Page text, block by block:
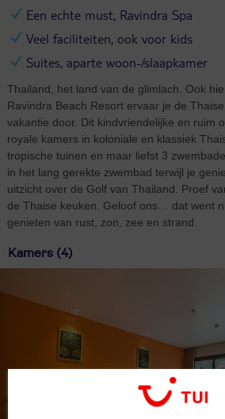
Een echte must, Ravindra Spa
Veel faciliteiten, ook voor kids
Suites, aparte woon-/slaapkamer
Thailand, het land van de glimlach. Ook
Ravindra Beach Resort ervaar je de
vakantie door. Dit kindvriendelijke en ruim
royale kamers in koloniale en klassiek
tropische tuinen en maar liefst 3
in het lang gerekte zwembad terwijl je
uitzicht over de Golf van Thailand. Proef
de Thaise keuken. Geloof ons… dat went
genieten van rust, zon, zee en strand.
Kamers (4)